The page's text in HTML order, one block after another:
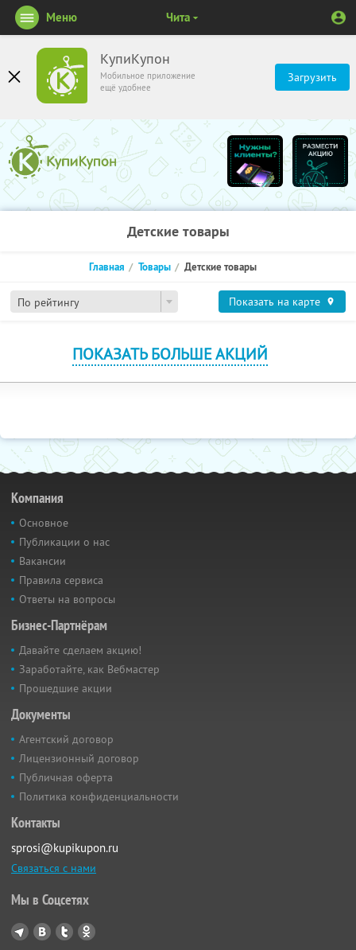
КупиКупон
Мобильное приложение
ещё удобнее
Загрузить
Меню Чита
Детские товары
По рейтингу
Главная Товары Детские товары
Показать на карте
ПОКАЗАТЬ БОЛЬШЕ АКЦИЙ
Компания
Основное
Публикации о нас
Вакансии
Правила сервиса
Ответы на вопросы
Бизнес-Партнёрам
Давайте сделаем акцию!
Заработайте, как Вебмастер
Прошедшие акции
Документы
Агентский договор
Лицензионный договор
Публичная оферта
Политика конфиденциальности
Контакты
sprosi@kupikupon.ru
Связаться с нами
Мы в Соцсетях